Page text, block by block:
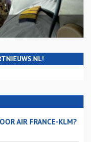
AIR FRANCE-KLM?